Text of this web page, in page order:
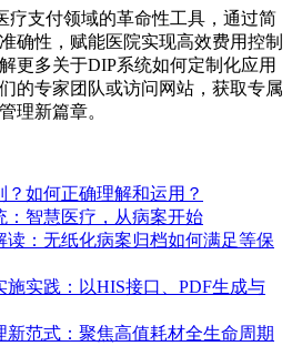
疗支付领域的革命性工具，通过简
确性，赋能医院实现高效费用控制
更多关于DIP系统如何定制化应用
的专家团队或访问网站，获取专属
理新篇章。
如何正确理解和运用？
：智慧医疗，从病案开始
读：无纸化病案归档如何满足等保
施实践：以HIS接口、PDF生成与
新范式：聚焦高值耗材全生命周期